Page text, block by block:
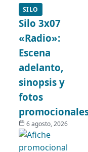
SILO
Silo 3x07
«Radio»:
Escena
adelanto,
sinopsis y
fotos
6 agosto, 2026